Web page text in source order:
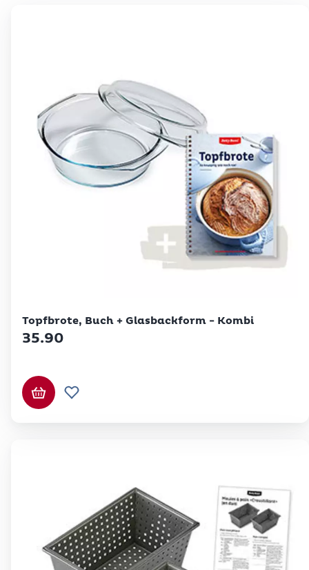
Topfbrote, Buch + Glasbackform - Kombi
35.90
Ajouter au panier
Ajouter à la liste de souhaits.